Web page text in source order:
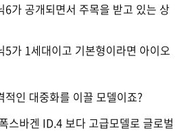
6가 공개되면서 주목을 받고 있는 상
5가 1세대이고 기본형이라면 아이오
적인 대중화를 이끌 모델이죠?
스바겐 ID.4 보다 고급모델로 글로벌